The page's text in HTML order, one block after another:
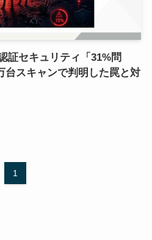
証セキュリティ「31%問
スキャンで判明した罠と対
1